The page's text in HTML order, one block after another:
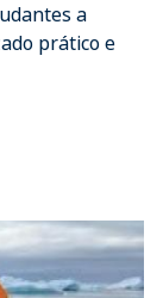
a
prático e